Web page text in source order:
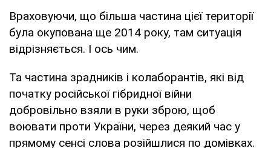
Враховуючи, що більша частина цієї території
була окупована ще 2014 року, там ситуація
відрізняється. І ось чим.
Та частина зрадників і колаборантів, які від
початку російської гібридної війни
добровільно взяли в руки зброю, щоб
воювати проти України, через деякий час у
прямому сенсі слова розійшлися по домівках.